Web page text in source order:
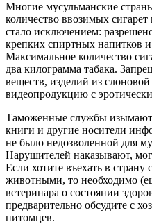
Многие мусульманские
количество ввозимых
стало исключением:
крепких спиртных напитков
Максимальное количество
два килограмма табака.
веществ, изделий из
видеопродукцию с
Таможенные службы изымают
книги и другие носители
не было недозволенной для
Нарушителей наказывают,
Если хотите въехать в
животными, то необходимо
ветеринара о состоянии
предварительно обсудите с
питомцев.